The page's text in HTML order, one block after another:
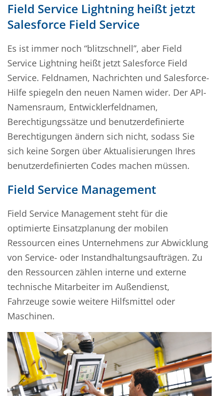
Field Service Lightning heißt jetzt
Salesforce Field Service
Es ist immer noch “blitzschnell”, aber Field
Service Lightning heißt jetzt Salesforce Field
Service. Feldnamen, Nachrichten und Salesforce-
Hilfe spiegeln den neuen Namen wider. Der API-
Namensraum, Entwicklerfeldnamen,
Berechtigungssätze und benutzerdefinierte
Berechtigungen ändern sich nicht, sodass Sie
sich keine Sorgen über Aktualisierungen Ihres
benutzerdefinierten Codes machen müssen.
Field Service Management
Field Service Management steht für die
optimierte Einsatzplanung der mobilen
Ressourcen eines Unternehmens zur Abwicklung
von Service- oder Instandhaltungsaufträgen. Zu
den Ressourcen zählen interne und externe
technische Mitarbeiter im Außendienst,
Fahrzeuge sowie weitere Hilfsmittel oder
Maschinen.